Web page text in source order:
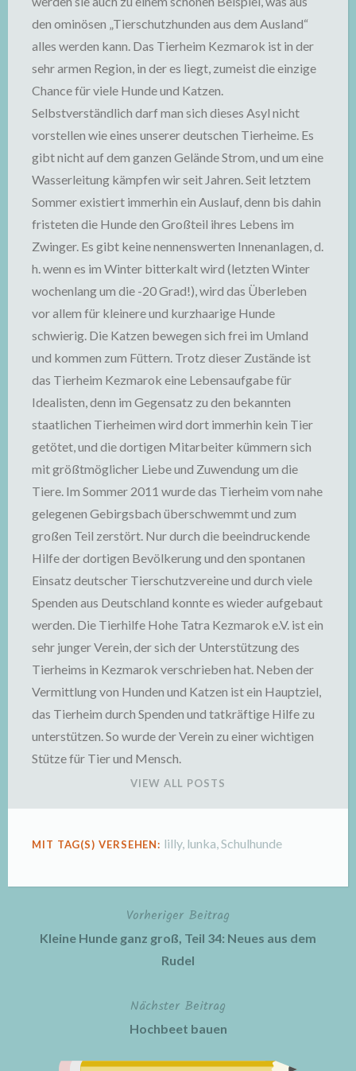
den ominösen „Tierschutzhunden aus dem Ausland“
alles werden kann. Das Tierheim Kezmarok ist in der
sehr armen Region, in der es liegt, zumeist die einzige
Chance für viele Hunde und Katzen.
Selbstverständlich darf man sich dieses Asyl nicht
vorstellen wie eines unserer deutschen Tierheime. Es
gibt nicht auf dem ganzen Gelände Strom, und um eine
Wasserleitung kämpfen wir seit Jahren. Seit letztem
Sommer existiert immerhin ein Auslauf, denn bis dahin
fristeten die Hunde den Großteil ihres Lebens im
Zwinger. Es gibt keine nennenswerten Innenanlagen, d.
h. wenn es im Winter bitterkalt wird (letzten Winter
wochenlang um die -20 Grad!), wird das Überleben
vor allem für kleinere und kurzhaarige Hunde
schwierig. Die Katzen bewegen sich frei im Umland
und kommen zum Füttern. Trotz dieser Zustände ist
das Tierheim Kezmarok eine Lebensaufgabe für
Idealisten, denn im Gegensatz zu den bekannten
staatlichen Tierheimen wird dort immerhin kein Tier
getötet, und die dortigen Mitarbeiter kümmern sich
mit größtmöglicher Liebe und Zuwendung um die
Tiere. Im Sommer 2011 wurde das Tierheim vom nahe
gelegenen Gebirgsbach überschwemmt und zum
großen Teil zerstört. Nur durch die beeindruckende
Hilfe der dortigen Bevölkerung und den spontanen
Einsatz deutscher Tierschutzvereine und durch viele
Spenden aus Deutschland konnte es wieder aufgebaut
werden. Die Tierhilfe Hohe Tatra Kezmarok e.V. ist ein
sehr junger Verein, der sich der Unterstützung des
Tierheims in Kezmarok verschrieben hat. Neben der
Vermittlung von Hunden und Katzen ist ein Hauptziel,
das Tierheim durch Spenden und tatkräftige Hilfe zu
unterstützen. So wurde der Verein zu einer wichtigen
Stütze für Tier und Mensch.
VIEW ALL POSTS
MIT TAG(S) VERSEHEN: lilly, lunka,Schulhunde
BeitragsnavigationVorheriger Beitrag
Kleine Hunde ganz groß, Teil 34: Neues aus dem
Rudel
Nächster Beitrag
Hochbeet bauen